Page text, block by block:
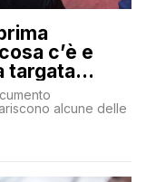
c’è e
targata
alcune delle